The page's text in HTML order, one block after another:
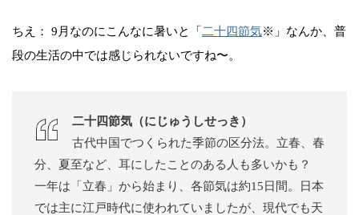
ちえ： 9月なのにこんなに暑いと「 二十四節気※」なんか、普
段の生活の中では感じられないですね〜。
二十四節気（にじゅうしせっき）
古代中国でつくられた季節の区分法。立春、春
分、夏至など、耳にしたことのある人も多いかも？
一年は「立春」から始まり、各節気は約15日間。日本
では主に江戸時代に使われていましたが、現代でも天